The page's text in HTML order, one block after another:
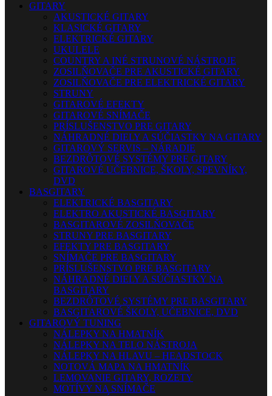
GITARY
AKUSTICKÉ GITARY
KLASICKÉ GITARY
ELEKTRICKÉ GITARY
UKULELE
COUNTRY A INÉ STRUNOVÉ NÁSTROJE
ZOSILŇOVAČE PRE AKUSTICKÉ GITARY
ZOSILŇOVAČE PRE ELEKTRICKÉ GITARY
STRUNY
GITAROVÉ EFEKTY
GITAROVÉ SNÍMAČE
PRÍSLUŠENSTVO PRE GITARY
NÁHRADNÉ DIELY A SÚČIASTKY NA GITARY
GITAROVÝ SERVIS – NÁRADIE
BEZDRÔTOVÉ SYSTÉMY PRE GITARY
GITAROVÉ UČEBNICE, ŠKOLY, SPEVNÍKY,
DVD
BASGITARY
ELEKTRICKÉ BASGITARY
ELEKTRO AKUSTICKÉ BASGITARY
BASGITAROVÉ ZOSILŇOVAČE
STRUNY PRE BASGITARY
EFEKTY PRE BASGITARY
SNÍMAČE PRE BASGITARY
PRÍSLUŠENSTVO PRE BASGITARY
NÁHRADNÉ DIELY A SÚČIASTKY NA
BASGITARY
BEZDRÔTOVÉ SYSTÉMY PRE BASGITARY
BASGITAROVÉ ŠKOLY, UČEBNICE, DVD
GITAROVÝ TUNING
NÁLEPKY NA HMATNÍK
NÁLEPKY NA TELO NÁSTROJA
NÁLEPKY NA HLAVU – HEADSTOCK
NOTOVÁ MAPA NA HMATNÍK
LEMOVANIE GITARY, ROZETY
MOTÍVY NA SNÍMAČE